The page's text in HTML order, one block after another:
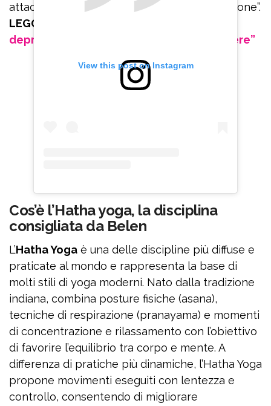
attacchi di panico che portano alla depressione”.
LEGGI ANCHE:
depressione: “Sono sparita per sopravvivere”
View this post on Instagram
Cos’è l’Hatha yoga, la disciplina
consigliata da Belen
L’Hatha Yoga è una delle discipline più diffuse e
praticate al mondo e rappresenta la base di
molti stili di yoga moderni. Nato dalla tradizione
indiana, combina posture fisiche (asana),
tecniche di respirazione (pranayama) e momenti
di concentrazione e rilassamento con l’obiettivo
di favorire l’equilibrio tra corpo e mente. A
differenza di pratiche più dinamiche, l’Hatha Yoga
propone movimenti eseguiti con lentezza e
controllo, consentendo di migliorare